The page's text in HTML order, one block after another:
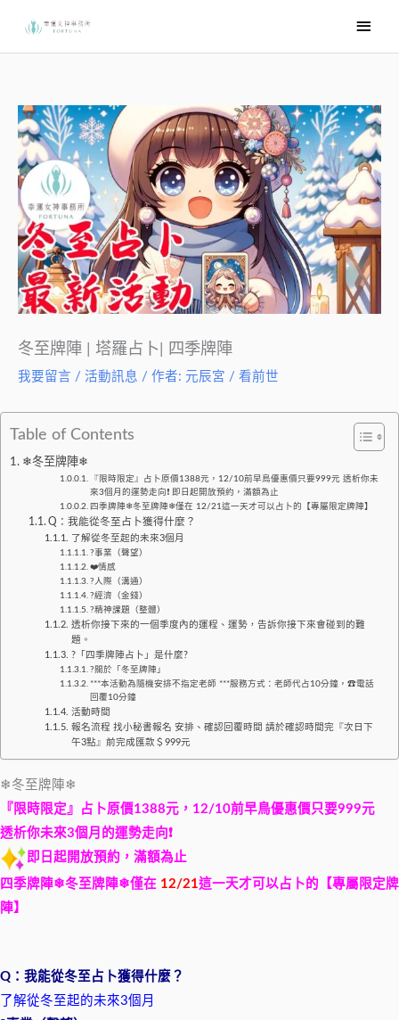
要
單
冬至牌陣 | 塔羅占卜| 四季牌陣
我要留言 / 活動訊息 / 作者: 元辰宮 / 看前世
Table of Contents
❄冬至牌陣❄
『限時限定』占卜原價1388元，12/10前早鳥優惠價只要999元 透析你未
來3個月的運勢走向❗️ 即日起開放預約，滿額為止
四季牌陣❄冬至牌陣❄僅在 12/21這一天才可以占卜的【專屬限定牌陣】
Q：我能從冬至占卜獲得什麼？
了解從冬至起的未來3個月
?事業（聲望）
❤️情感
?人際（溝通）
?經濟（金錢）
?精神課題（整體）
透析你接下來的一個季度內的運程、運勢，告訴你接下來會碰到的難
題。
?「四季牌陣占卜」是什麼?
?關於「冬至牌陣」
***本活動為隨機安排不指定老師 ***服務方式：老師代占10分鐘，☎電話
回覆10分鐘
活動時間
報名流程 找小秘書報名 安排、確認回覆時間 請於確認時間完『次日下
午3點』前完成匯款＄999元
❄冬至牌陣❄
『限時限定』占卜原價1388元，12/10前早鳥優惠價只要999元
透析你未來3個月的運勢走向❗️
即日起開放預約，滿額為止
四季牌陣❄冬至牌陣❄僅在 12/21這一天才可以占卜的【專屬限定牌
陣】
Q：我能從冬至占卜獲得什麼？
了解從冬至起的未來3個月